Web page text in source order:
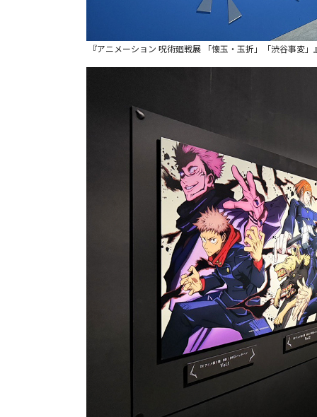
『アニメーション 呪術廻戦展 「懐玉・玉折」「渋谷事変」